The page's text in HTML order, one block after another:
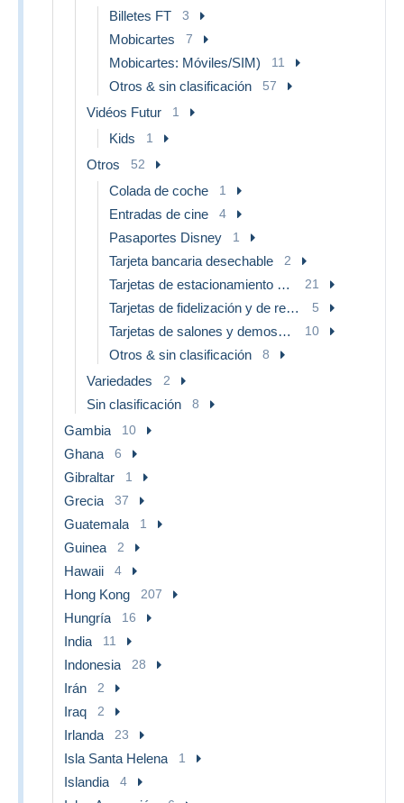
Billetes FT 3
Mobicartes 7
Mobicartes: Móviles/SIM) 11
Otros & sin clasificación 57
Vidéos Futur 1
Kids 1
Otros 52
Colada de coche 1
Entradas de cine 4
Pasaportes Disney 1
Tarjeta bancaria desechable 2
Tarjetas de estacionamiento (PIAF) 21
Tarjetas de fidelización y de regalo 5
Tarjetas de salones y demostraciones 10
Otros & sin clasificación 8
Variedades 2
Sin clasificación 8
Gambia 10
Ghana 6
Gibraltar 1
Grecia 37
Guatemala 1
Guinea 2
Hawaii 4
Hong Kong 207
Hungría 16
India 11
Indonesia 28
Irán 2
Iraq 2
Irlanda 23
Isla Santa Helena 1
Islandia 4